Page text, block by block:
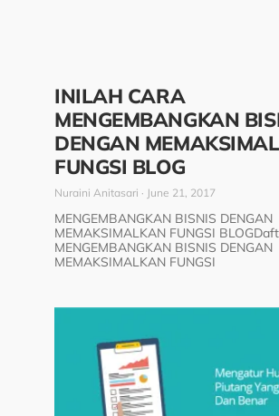
INILAH CARA
MENGEMBANGKAN
DENGAN
FUNGSI BLOG
Nuraini Anitasari June 21, 2017
MENGEMBANGKAN BISNIS DENGAN
MEMAKSIMALKAN FUNGSI
MENGEMBANGKAN BISNIS DENGAN
MEMAKSIMALKAN FUNGSI